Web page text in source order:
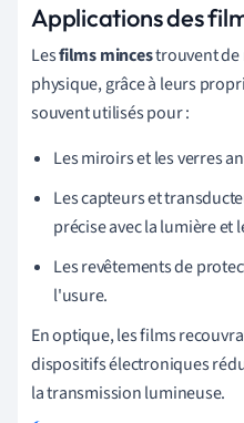
Applications des
Lesfilms mincestrouvent de
physique, grâce à leurs
souvent utilisés pour :
Les miroirs et les verres
Les capteurs et
précise avec la lumière et
Les revêtements de
l'usure.
En optique, les films
dispositifs électroniques
la transmission lumineuse.